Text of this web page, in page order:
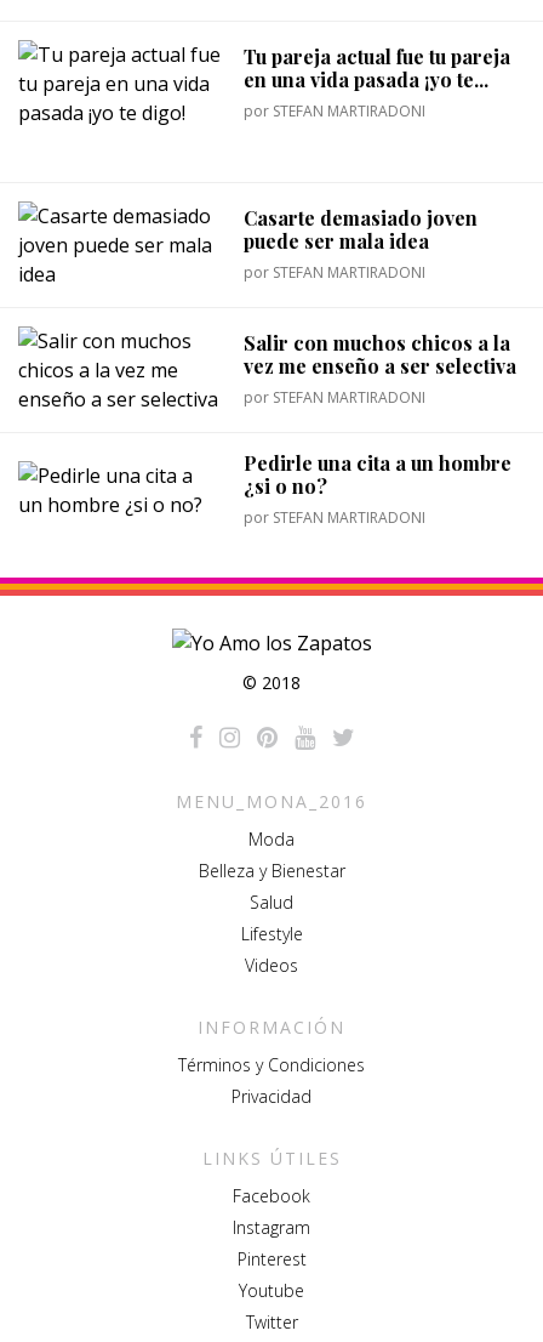
Tu pareja actual fue tu pareja
en una vida pasada ¡yo te...
por STEFAN MARTIRADONI
Casarte demasiado joven
puede ser mala idea
por STEFAN MARTIRADONI
Salir con muchos chicos a la
vez me enseño a ser selectiva
por STEFAN MARTIRADONI
Pedirle una cita a un hombre
¿si o no?
por STEFAN MARTIRADONI
© 2018
MENU_MONA_2016
Moda
Belleza y Bienestar
Salud
Lifestyle
Videos
INFORMACIÓN
Términos y Condiciones
Privacidad
LINKS ÚTILES
Facebook
Instagram
Pinterest
Youtube
Twitter